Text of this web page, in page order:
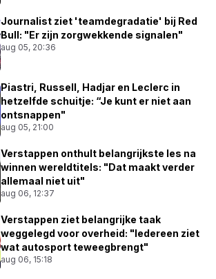
Journalist ziet 'teamdegradatie' bij Red
Bull: "Er zijn zorgwekkende signalen"
aug 05, 20:36
Piastri, Russell, Hadjar en Leclerc in
hetzelfde schuitje: “Je kunt er niet aan
ontsnappen"
aug 05, 21:00
Verstappen onthult belangrijkste les na
winnen wereldtitels: "Dat maakt verder
allemaal niet uit"
aug 06, 12:37
Verstappen ziet belangrijke taak
weggelegd voor overheid: "Iedereen ziet
wat autosport teweegbrengt"
aug 06, 15:18